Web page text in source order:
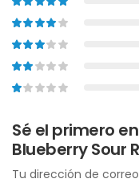
Sé el primero
Blueberry Sour
Tu dirección de